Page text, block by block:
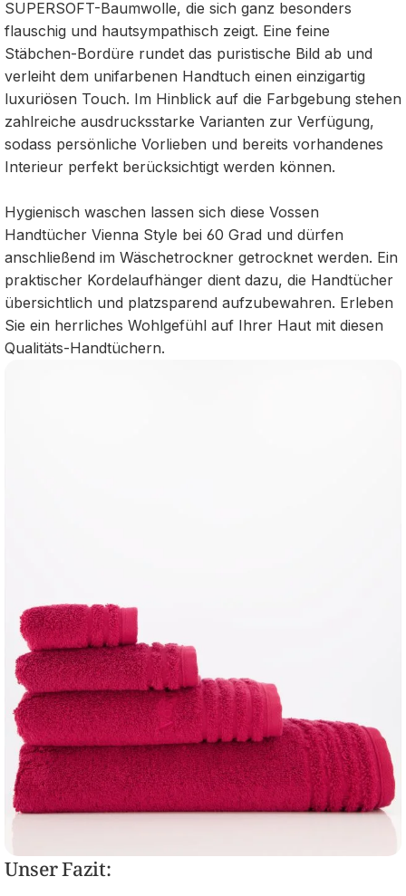
SUPERSOFT-Baumwolle, die sich ganz besonders
flauschig und hautsympathisch zeigt. Eine feine
Stäbchen-Bordüre rundet das puristische Bild ab und
verleiht dem unifarbenen Handtuch einen einzigartig
luxuriösen Touch. Im Hinblick auf die Farbgebung stehen
zahlreiche ausdrucksstarke Varianten zur Verfügung,
sodass persönliche Vorlieben und bereits vorhandenes
Interieur perfekt berücksichtigt werden können.
Hygienisch waschen lassen sich diese Vossen
Handtücher Vienna Style bei 60 Grad und dürfen
anschließend im Wäschetrockner getrocknet werden. Ein
praktischer Kordelaufhänger dient dazu, die Handtücher
übersichtlich und platzsparend aufzubewahren. Erleben
Sie ein herrliches Wohlgefühl auf Ihrer Haut mit diesen
Qualitäts-Handtüchern.
Unser Fazit: